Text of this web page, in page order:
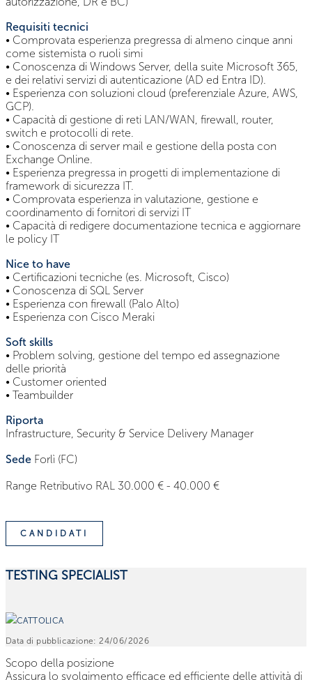
Requisiti tecnici
• Comprovata esperienza pregressa di almeno cinque anni
come sistemista o ruoli simi
• Conoscenza di Windows Server, della suite Microsoft 365,
e dei relativi servizi di autenticazione (AD ed Entra ID).
• Esperienza con soluzioni cloud (preferenziale Azure, AWS,
GCP).
• Capacità di gestione di reti LAN/WAN, firewall, router,
switch e protocolli di rete.
• Conoscenza di server mail e gestione della posta con
Exchange Online.
• Esperienza pregressa in progetti di implementazione di
framework di sicurezza IT.
• Comprovata esperienza in valutazione, gestione e
coordinamento di fornitori di servizi IT
• Capacità di redigere documentazione tecnica e aggiornare
le policy IT
Nice to have
• Certificazioni tecniche (es. Microsoft, Cisco)
• Conoscenza di SQL Server
• Esperienza con firewall (Palo Alto)
• Esperienza con Cisco Meraki
Soft skills
• Problem solving, gestione del tempo ed assegnazione
delle priorità
• Customer oriented
• Teambuilder
Riporta
Infrastructure, Security & Service Delivery Manager
Sede Forlì (FC)
Range Retributivo RAL 30.000 € - 40.000 €
CANDIDATI
TESTING SPECIALIST
CATTOLICA
Data di pubblicazione:24/06/2026
Scopo della posizione
Assicura lo svolgimento efficace ed efficiente delle attività di